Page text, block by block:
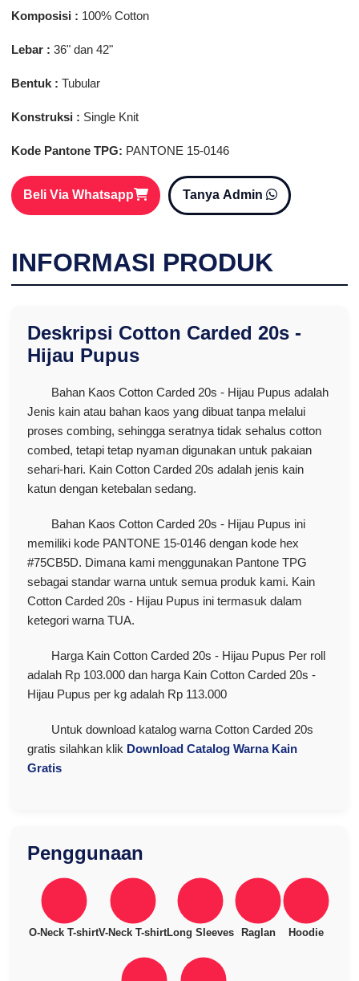
Komposisi : 100% Cotton
Lebar : 36" dan 42"
Bentuk : Tubular
Konstruksi : Single Knit
Kode Pantone TPG: PANTONE 15-0146
Beli Via Whatsapp Tanya Admin
INFORMASI PRODUK
Deskripsi Cotton Carded 20s -
Hijau Pupus
Bahan Kaos Cotton Carded 20s - Hijau Pupus adalah
Jenis kain atau bahan kaos yang dibuat tanpa melalui
proses combing, sehingga seratnya tidak sehalus cotton
combed, tetapi tetap nyaman digunakan untuk pakaian
sehari-hari. Kain Cotton Carded 20s adalah jenis kain
katun dengan ketebalan sedang.
Bahan Kaos Cotton Carded 20s - Hijau Pupus ini
memiliki kode PANTONE 15-0146 dengan kode hex
#75CB5D. Dimana kami menggunakan Pantone TPG
sebagai standar warna untuk semua produk kami. Kain
Cotton Carded 20s - Hijau Pupus ini termasuk dalam
ketegori warna TUA.
Harga Kain Cotton Carded 20s - Hijau Pupus Per roll
adalah Rp 103.000 dan harga Kain Cotton Carded 20s -
Hijau Pupus per kg adalah Rp 113.000
Untuk download katalog warna Cotton Carded 20s
gratis silahkan klik Download Catalog Warna Kain
Gratis
Penggunaan
O-Neck T-shirtV-Neck T-shirtLong Sleeves Raglan Hoodie